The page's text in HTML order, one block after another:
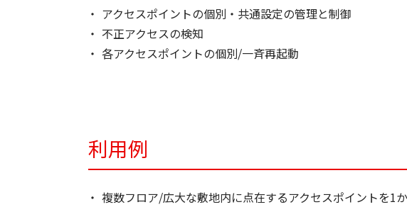
アクセスポイントの個別・共通設定の管理と制御
不正アクセスの検知
各アクセスポイントの個別/一斉再起動
利用例
複数フロア/広大な敷地内に点在するアクセスポイントを1